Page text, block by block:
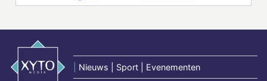
Nieuws | Sport | Evenementen